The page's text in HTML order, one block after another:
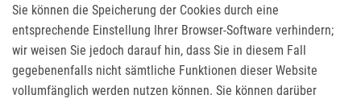
Sie können die Speicherung der Cookies durch eine
entsprechende Einstellung Ihrer Browser-Software verhindern;
wir weisen Sie jedoch darauf hin, dass Sie in diesem Fall
gegebenenfalls nicht sämtliche Funktionen dieser Website
vollumfänglich werden nutzen können. Sie können darüber